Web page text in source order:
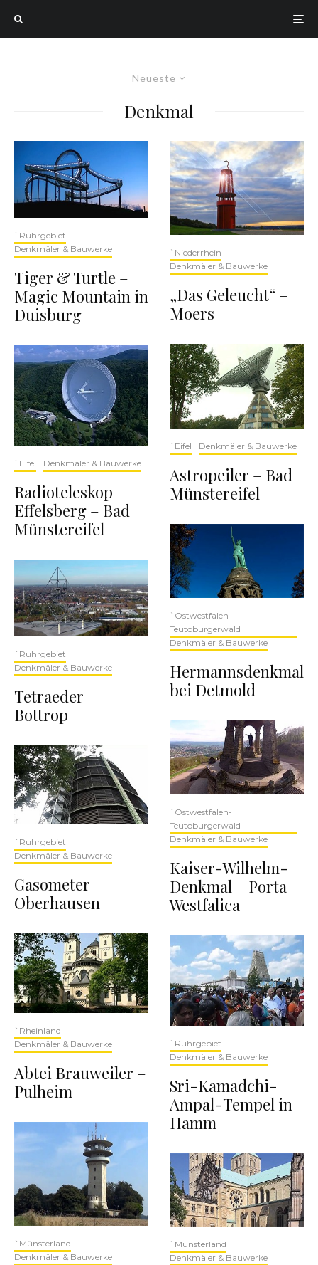
Neueste
Denkmal
`Ruhrgebiet
Denkmäler & Bauwerke
Tiger & Turtle –
Magic Mountain in
Duisburg
`Eifel Denkmäler & Bauwerke
Radioteleskop
Effelsberg – Bad
Münstereifel
`Ruhrgebiet
Denkmäler & Bauwerke
Tetraeder –
Bottrop
`Ruhrgebiet
Denkmäler & Bauwerke
Gasometer –
Oberhausen
`Rheinland
Denkmäler & Bauwerke
Abtei Brauweiler –
Pulheim
`Münsterland
Denkmäler & Bauwerke
`Niederrhein
Denkmäler & Bauwerke
„Das Geleucht“ –
Moers
`Eifel Denkmäler & Bauwerke
Astropeiler – Bad
Münstereifel
`Ostwestfalen-
Teutoburgerwald
Denkmäler & Bauwerke
Hermannsdenkmal
bei Detmold
`Ostwestfalen-
Teutoburgerwald
Denkmäler & Bauwerke
Kaiser-Wilhelm-
Denkmal – Porta
Westfalica
`Ruhrgebiet
Denkmäler & Bauwerke
Sri-Kamadchi-
Ampal-Tempel in
Hamm
`Münsterland
Denkmäler & Bauwerke